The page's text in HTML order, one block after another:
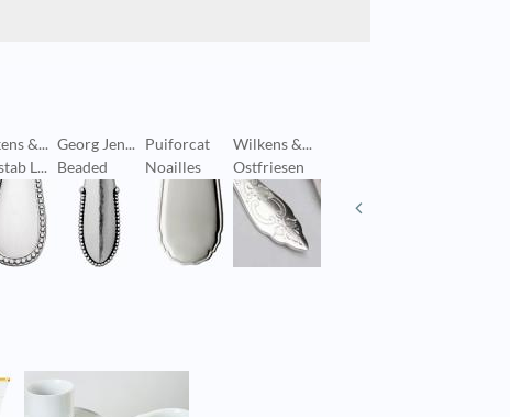
&...
L...
Georg Jen...
Beaded
Puiforcat
Noailles
Wilkens &...
Ostfriesen